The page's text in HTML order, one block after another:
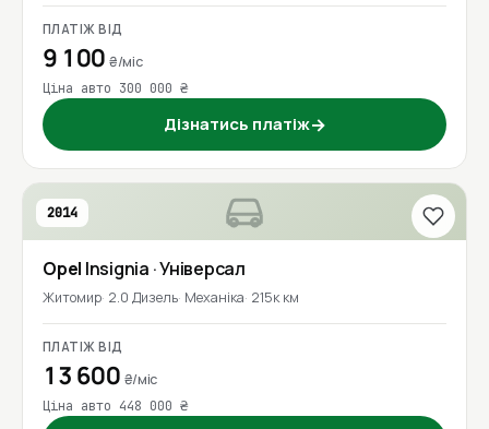
ПЛАТІЖ ВІД
9 100₴/міс
Ціна авто 300 000 ₴
Дізнатись платіж→
2014
Opel Insignia · Універсал
Житомир 2.0 Дизель Механіка 215к км
ПЛАТІЖ ВІД
13 600 ₴/міс
Ціна авто 448 000 ₴